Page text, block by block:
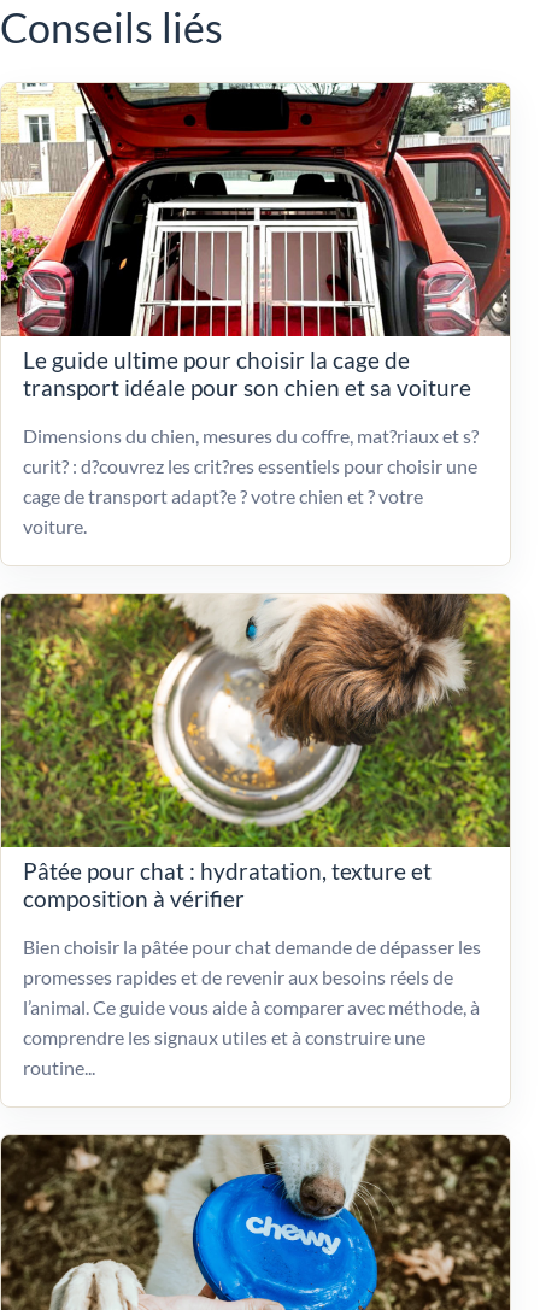
Conseils liés
Le guide ultime pour choisir la cage de
transport idéale pour son chien et sa voiture
Dimensions du chien, mesures du coffre, mat?riaux et s?
curit? : d?couvrez les crit?res essentiels pour choisir une
cage de transport adapt?e ? votre chien et ? votre
voiture.
Pâtée pour chat : hydratation, texture et
composition à vérifier
Bien choisir la pâtée pour chat demande de dépasser les
promesses rapides et de revenir aux besoins réels de
l’animal. Ce guide vous aide à comparer avec méthode, à
comprendre les signaux utiles et à construire une
routine...